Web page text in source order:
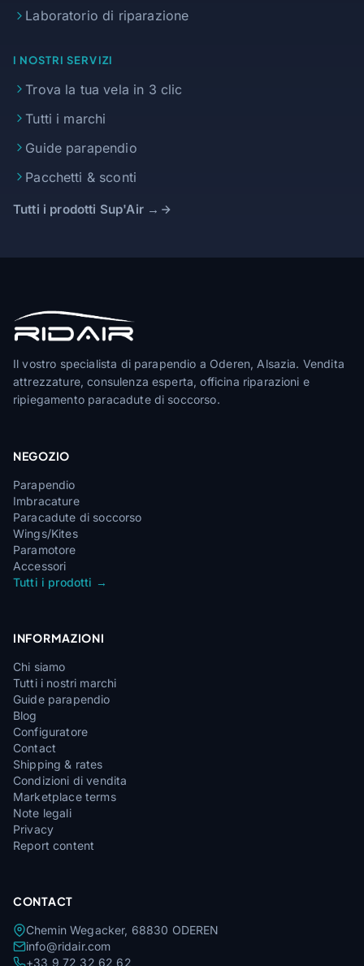
Laboratorio di riparazione
I NOSTRI SERVIZI
Trova la tua vela in 3 clic
Tutti i marchi
Guide parapendio
Pacchetti & sconti
Tutti i prodotti Sup'Air →
Il vostro specialista di parapendio a Oderen, Alsazia. Vendita
attrezzature, consulenza esperta, officina riparazioni e
ripiegamento paracadute di soccorso.
NEGOZIO
Parapendio
Imbracature
Paracadute di soccorso
Wings/Kites
Paramotore
Accessori
Tutti i prodotti →
INFORMAZIONI
Chi siamo
Tutti i nostri marchi
Guide parapendio
Blog
Configuratore
Contact
Shipping & rates
Condizioni di vendita
Marketplace terms
Note legali
Privacy
Report content
CONTACT
Chemin Wegacker, 68830 ODEREN
info@ridair.com
+33 9 72 32 62 62